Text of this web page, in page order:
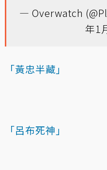
— Overwatch
年1
「黃忠半藏」
「呂布死神」